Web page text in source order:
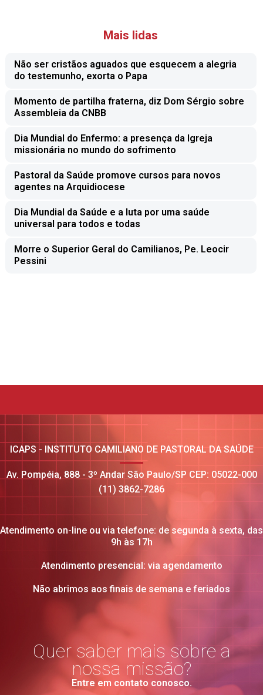
Mais lidas
Não ser cristãos aguados que esquecem a alegria
do testemunho, exorta o Papa
Momento de partilha fraterna, diz Dom Sérgio sobre
Assembleia da CNBB
Dia Mundial do Enfermo: a presença da Igreja
missionária no mundo do sofrimento
Pastoral da Saúde promove cursos para novos
agentes na Arquidiocese
Dia Mundial da Saúde e a luta por uma saúde
universal para todos e todas
Morre o Superior Geral do Camilianos, Pe. Leocir
Pessini
ICAPS - INSTITUTO CAMILIANO DE PASTORAL DA SAÚDE
Av. Pompéia, 888 - 3º Andar São Paulo/SP CEP: 05022-000
(11) 3862-7286
Atendimento on-line ou via telefone: de segunda à sexta, das
9h às 17h
Atendimento presencial: via agendamento
Não abrimos aos finais de semana e feriados
Quer saber mais sobre a
nossa missão?
Entre em contato conosco.